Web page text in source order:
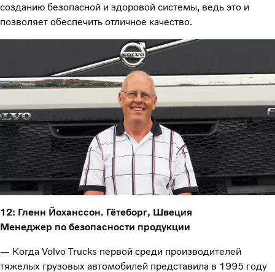
созданию безопасной и здоровой системы, ведь это и
позволяет обеспечить отличное качество.
12: Гленн Йоханссон. Гётеборг, Швеция
Менеджер по безопасности продукции
— Когда Volvo Trucks первой среди производителей
тяжелых грузовых автомобилей представила в 1995 году